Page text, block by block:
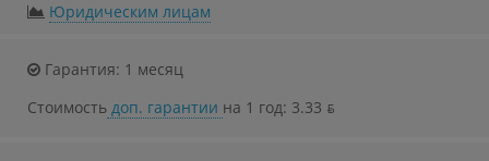
Юридическим лицам
Гарантия: 1 месяц
Стоимость доп. гарантии на 1 год: 3.33 ƃ